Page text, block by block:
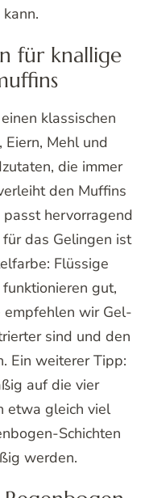
für knallige
klassischen
Eiern, Mehl und
die immer
den Muffins
hervorragend
das Gelingen ist
Flüssige
gut,
empfehlen wir Gel-
sind und den
Ein weiterer Tipp:
auf die vier
etwa gleich viel
Schichten
werden.